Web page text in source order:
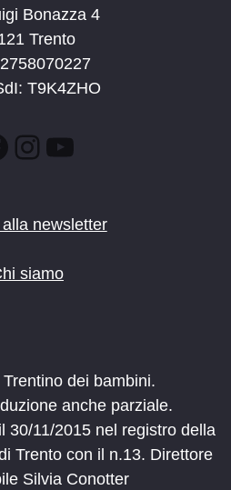
Bonazza 4
Trento
T9K4ZHO
Instagram
YouTube
newsletter
siamo
dei bambini.
anche parziale.
30/11/2015 nel registro della
Trento con il n.13. Direttore
Silvia Conotter